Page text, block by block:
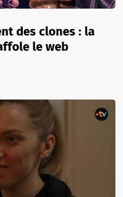
des clones : la
le web